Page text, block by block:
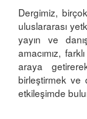
Dergimiz,
uluslararası
yayın ve
amacımız,
araya
birleştirmek ve
etkileşimde